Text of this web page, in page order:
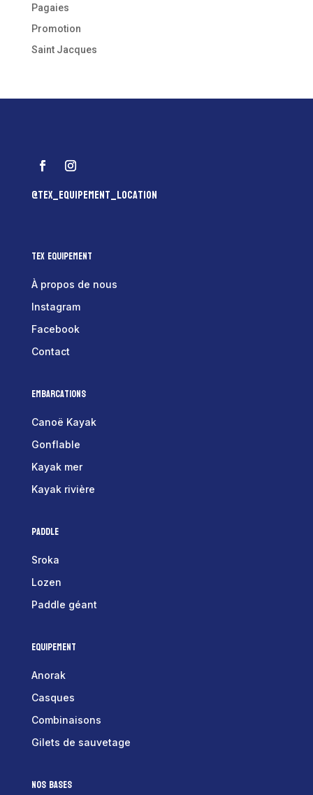
Pagaies
Promotion
Saint Jacques
@tex_equipement_location
Tex Equipement
À propos de nous
Instagram
Facebook
Contact
Embarcations
Canoë Kayak
Gonflable
Kayak mer
Kayak rivière
Paddle
Sroka
Lozen
Paddle géant
Equipement
Anorak
Casques
Combinaisons
Gilets de sauvetage
Nos bases